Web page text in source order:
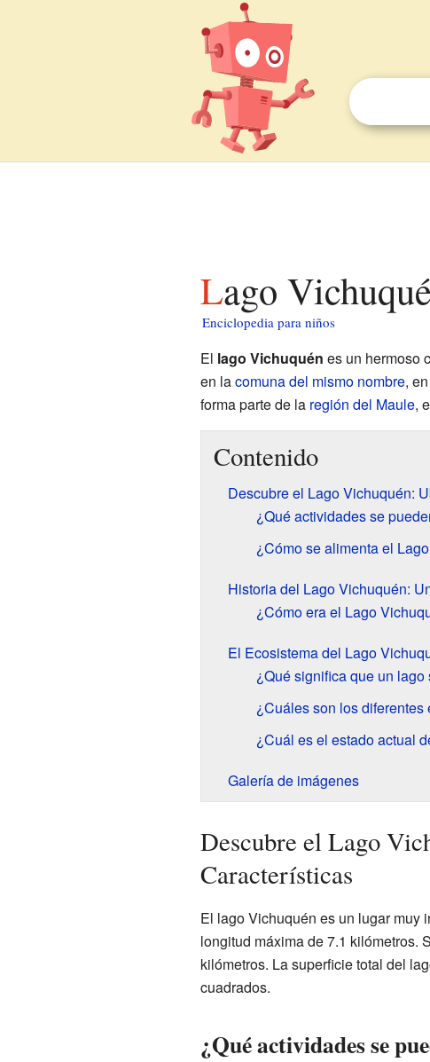
Lago
Enciclopedia para niños
El lago Vichuquén es un hermoso
en lacomuna del mismo nombre,
forma parte de la región del Maule,
Contenido
Descubre el Lago Vichuquén:
¿Qué actividades se
¿Cómo se alimenta el
Historia del Lago Vichuquén:
¿Cómo era el Lago
El Ecosistema del Lago
¿Qué significa que un lago
¿Cuáles son los
¿Cuál es el estado actual
Galería de imágenes
Descubre el Lago
Características
El lago Vichuquén es un lugar muy
longitud máxima de 7.1 kilómetros.
kilómetros. La superficie total del
cuadrados.
¿Qué actividades se